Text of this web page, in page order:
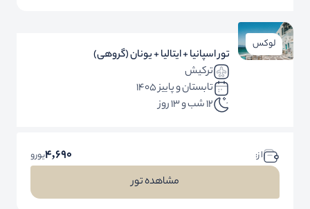
لوکس
تور اسپانیا + ایتالیا + یونان (گروهی)
ترکیش
تابستان و پاییز 1405
12 شب و 13 روز
ا ز: 4,690یورو
مشاهده تور